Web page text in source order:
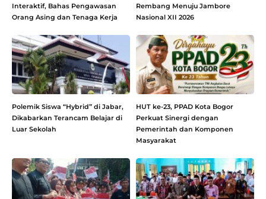
Interaktif, Bahas Pengawasan
Orang Asing dan Tenaga Kerja
Rembang Menuju Jambore
Nasional XII 2026
Polemik Siswa “Hybrid” di Jabar,
Dikabarkan Terancam Belajar di
Luar Sekolah
HUT ke-23, PPAD Kota Bogor
Perkuat Sinergi dengan
Pemerintah dan Komponen
Masyarakat